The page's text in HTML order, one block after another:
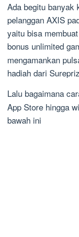
Ada begitu banyak
pelanggan AXIS
yaitu bisa
bonus unlimited
mengamankan
hadiah dari
Lalu bagaimana
App Store hingga
bawah ini